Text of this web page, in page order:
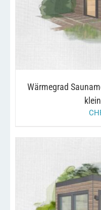
Wärmegrad